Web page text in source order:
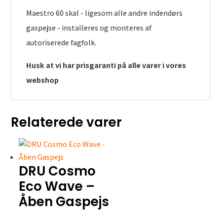
Maestro 60 skal - ligesom alle andre indendørs
gaspejse - installeres og monteres af
autoriserede fagfolk.
Husk at vi har prisgaranti på alle varer i vores
webshop
Relaterede varer
DRU Cosmo
Eco Wave –
Åben Gaspejs